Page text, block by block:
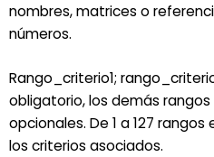
nombres, matrices o
números.
Rango_criterio1;
obligatorio, los demás
opcionales. De 1 a 127
los criterios asociados.